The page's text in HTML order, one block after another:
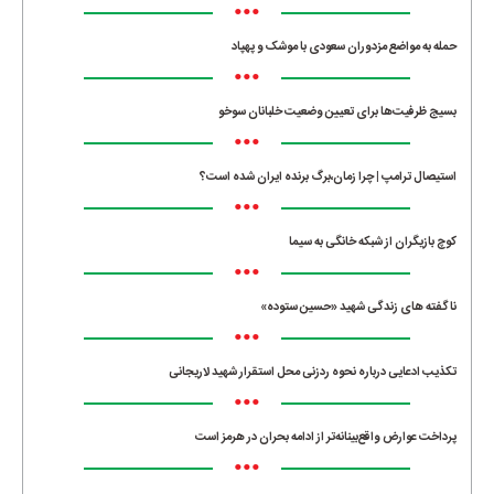
•••
حمله به مواضع مزدوران سعودی با موشک و پهپاد
•••
بسیج ظرفیت‌ها برای تعیین وضعیت خلبانان سوخو
•••
استیصال ترامپ | چرا زمان،برگ برنده ایران شده است؟
•••
کوچ بازیگران از شبکه خانگی به سیما
•••
ناگفته های زندگی شهید «حسین ستوده»
•••
تکذیب ادعایی درباره نحوه ردزنی محل استقرار شهید لاریجانی
•••
پرداخت عوارض واقع‌بینانه‌تر از ادامه بحران در هرمز است
•••